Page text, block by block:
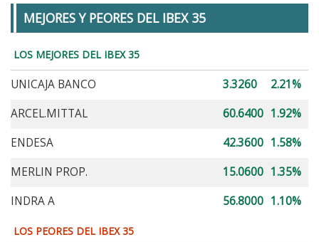
MEJORES Y PEORES DEL IBEX 35
LOS MEJORES DEL IBEX 35
UNICAJA BANCO 3.3260
2.21%
ARCEL.MITTAL
60.6400 1.92%
ENDESA
42.3600 1.58%
MERLIN PROP.
15.0600 1.35%
INDRA A
56.8000 1.10%
LOS PEORES DEL IBEX 35